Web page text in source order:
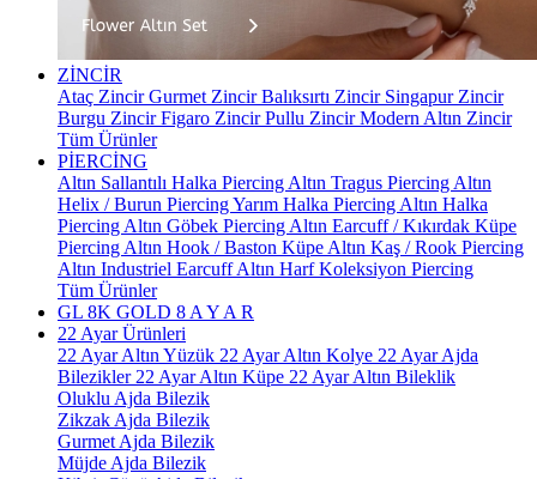
ZİNCİR
Ataç ZincirGurmet ZincirBalıksırtı Zincir Singapur Zincir
Burgu ZincirFigaro ZincirPullu ZincirModern Altın Zincir
Tüm Ürünler
PİERCİNG
Altın Sallantılı Halka Piercing Altın Tragus Piercing Altın
Helix / Burun PiercingYarım Halka Piercing Altın Halka
Piercing Altın Göbek Piercing Altın Earcuff / Kıkırdak Küpe
Piercing Altın Hook / Baston Küpe Altın Kaş / Rook Piercing
Altın Industriel EarcuffAltın Harf Koleksiyon Piercing
Tüm Ürünler
GL 8K GOLD 8 A Y A R
22 Ayar Ürünleri
22 Ayar Altın Yüzük 22 Ayar Altın Kolye 22 Ayar Ajda
Bilezikler 22 Ayar Altın Küpe 22 Ayar Altın Bileklik
Oluklu Ajda Bilezik
Zikzak Ajda Bilezik
Gurmet Ajda Bilezik
Müjde Ajda Bilezik